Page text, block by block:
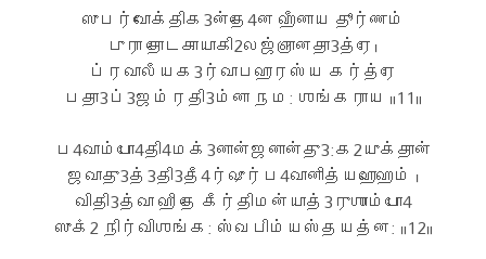
ஸுபர்வோக்திக3ன்தே4ன ஹீனாய தூர்ணம்
புரா தோடகாயாகி2லஜ்ஞானதா3த்ரே।
ப்ரவாலீயக3ர்வாபஹாரஸ்ய கர்த்ரே
பதா3ப்3ஜம்ரதி3ம்னா நம: ஶங்கராய ॥11॥
ப4வாம்போ4தி4மக்3னான்ஜனான்து3:க2யுக்தான்
ஜவாது3த்3தி3தீ4ர்ஷுர்ப4வானித்யஹோஹம் ।
விதி3த்வா ஹி தே கீர்திமன்யாத்3ருஶாம்போ4
ஸுகஂ2 நிர்விஶங்க: ஸ்வபிம்யஸ்தயத்ன: ॥12॥